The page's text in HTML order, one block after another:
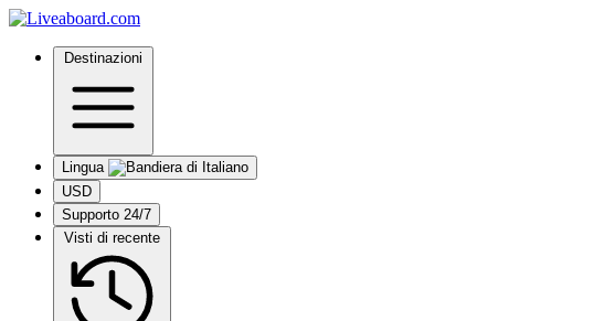
Destinazioni
Lingua
USD
Supporto 24/7
Visti di recente